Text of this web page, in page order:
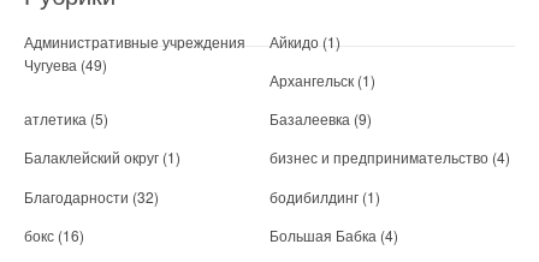
Административные учреждения
Чугуева (49)
Айкидо (1)
Архангельск (1)
атлетика (5) Базалеевка (9)
Балаклейский округ (1) бизнес и предпринимательство (4)
Благодарности (32) бодибилдинг (1)
бокс (16) Большая Бабка (4)